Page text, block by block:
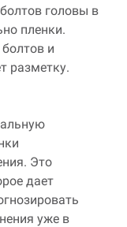
головы в
пленки.
и
разметку.
Это
дает
уже в